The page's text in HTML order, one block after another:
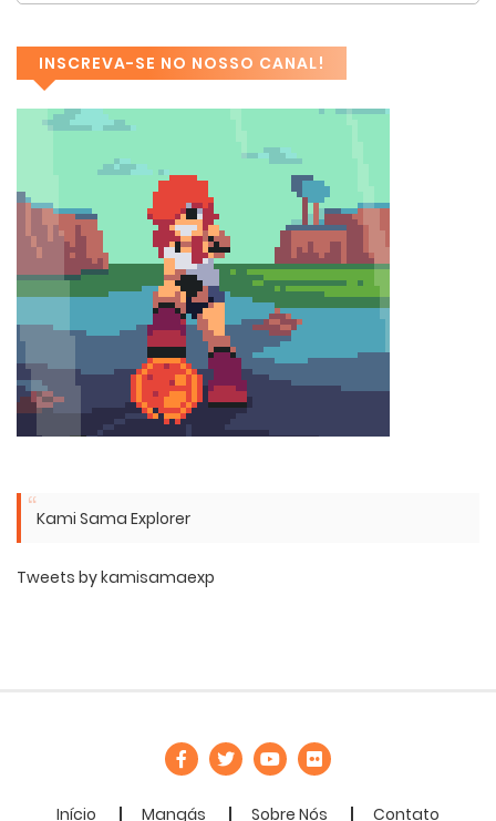
INSCREVA-SE NO NOSSO CANAL!
Kami Sama Explorer
Tweets by kamisamaexp
Início Mangás Sobre Nós Contato